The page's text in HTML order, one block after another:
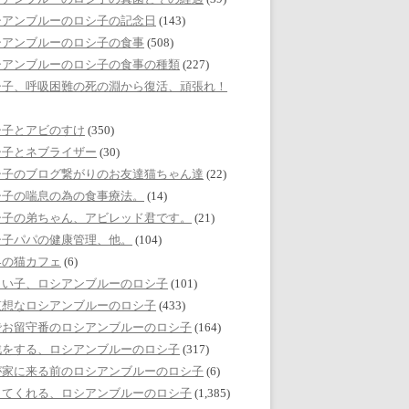
ンブルーのロシ子の記念日 (143)
ンブルーのロシ子の食事 (508)
ンブルーのロシ子の食事の種類 (227)
、呼吸困難の死の淵から復活、頑張れ！
とアビのすけ (350)
とネブライザー (30)
のブログ繋がりのお友達猫ちゃん達 (22)
の喘息の為の食事療法。
(14)
の弟ちゃん、アビレッド君です。
(21)
パパの健康管理、他。
(104)
猫カフェ (6)
子、ロシアンブルーのロシ子 (101)
なロシアンブルーのロシ子 (433)
留守番のロシアンブルーのロシ子 (164)
する、ロシアンブルーのロシ子 (317)
に来る前のロシアンブルーのロシ子 (6)
くれる、ロシアンブルーのロシ子 (1,385)